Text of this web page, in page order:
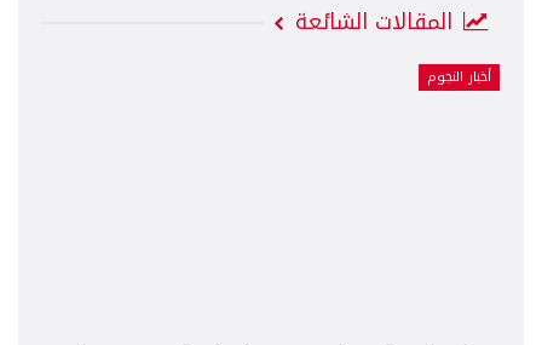
المقالات الشائعة
أخبار النجوم